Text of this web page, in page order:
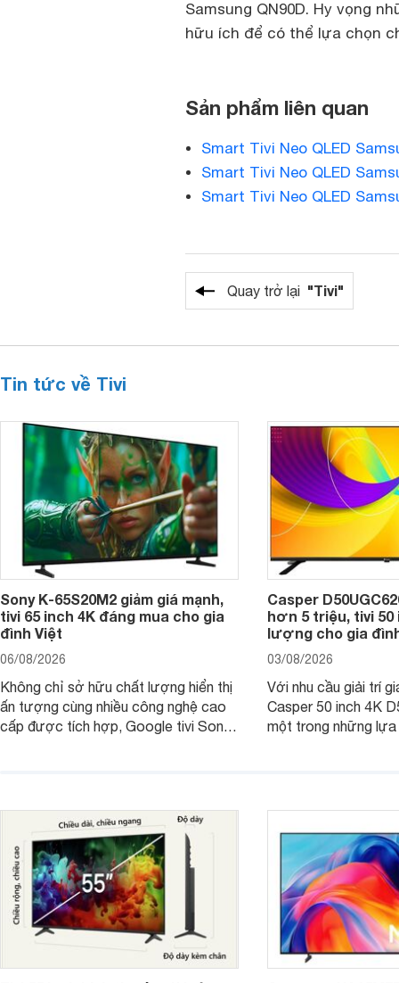
Samsung QN90D. Hy vọng
hữu ích để có thể lựa chọn
Sản phẩm liên quan
Smart Tivi Neo QLED
Smart Tivi Neo QLED
Smart Tivi Neo QLED
Quay trở lại "Tivi"
Tin tức về Tivi
Sony K-65S20M2 giảm giá mạnh,
tivi 65 inch 4K đáng mua cho gia
đình Việt
06/08/2026
Không chỉ sở hữu chất lượng hiển thị
ấn tượng cùng nhiều công nghệ cao
cấp được tích hợp, Google tivi Sony
Casper
hơn 5 triệu, tivi 50
lượng cho gia
03/08/2026
Với nhu cầu giải trí
Casper 50 inch 4K
một trong những lựa